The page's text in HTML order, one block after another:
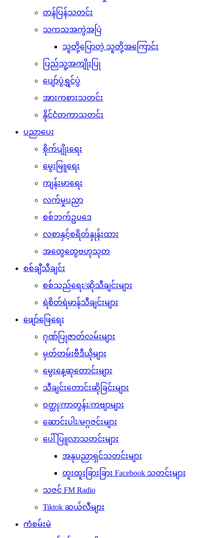
တန်ပြန်သတင်း
သကသအကွဲအပြဲ
သူတို့ပြောတဲ့ သူတို့အကြောင်း
ပြည်သူ့အကျိုးပြု
ပျော်ပွဲရွှင်ပွဲ
အားကစားသတင်း
နိုင်ငံတကာသတင်း
ပညာပေး
စိုက်ပျိုးရေး
မွေးမြူရေး
ကျန်းမာရေး
လက်မှုပညာ
စစ်ဘက်ဥပဒေ
လစာနှင့်စရိတ်နှုန်းထား
အထွေထွေဗဟုသုတ
စစ်ချီသီချင်း
စစ်သည်ရေး/ဆိုသီချင်းများ
ရဲစိတ်ရဲမာန်သီချင်းများ
ဖျော်ဖြေရေး
ဂုဏ်ပြုဇာတ်လမ်းများ
မှတ်တမ်းဗီဒီယိုများ
မွေးနေ့ဆုတောင်းများ
သီချင်းတောင်းဆိုခြင်းများ
ဝတ္ထု/ကာတွန်း/ကဗျာများ
ဆောင်းပါး/မဂ္ဂဇင်းများ
ပေါ်ပြူလာသတင်းများ
အနုပညာရှင်သတင်းများ
ထူးထူးခြားခြား Facebook သတင်းများ
သဇင် FM Radio
Tiktok ဆယ်လီများ
ကံစမ်းမဲ